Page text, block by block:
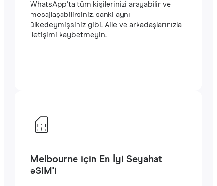
WhatsApp'ta tüm kişilerinizi arayabilir ve
mesajlaşabilirsiniz, sanki aynı
ülkedeymişsiniz gibi. Aile ve arkadaşlarınızla
iletişimi kaybetmeyin.
Melbourne için En İyi Seyahat
eSIM'i